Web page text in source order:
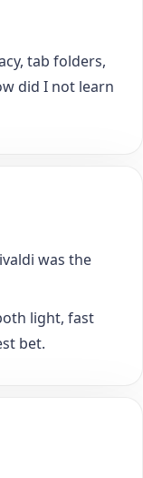
tab folders,
did I not learn
was the
light, fast
bet.